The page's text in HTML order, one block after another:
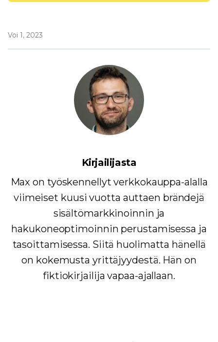
Voi 1, 2023
Kirjailijasta
Max on työskennellyt verkkokauppa-alalla
viimeiset kuusi vuotta auttaen brändejä
sisältömarkkinoinnin ja
hakukoneoptimoinnin perustamisessa ja
tasoittamisessa. Siitä huolimatta hänellä
on kokemusta yrittäjyydestä. Hän on
fiktiokirjailija vapaa-ajallaan.